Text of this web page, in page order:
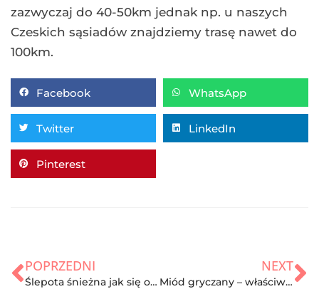
zazwyczaj do 40-50km jednak np. u naszych
Czeskich sąsiadów znajdziemy trasę nawet do
100km.
Facebook WhatsApp
Twitter LinkedIn
Pinterest
POPRZEDNI
Ślepota śnieżna jak się objawia? Wszystko na jej temat
NEXT
Miód gryczany – właściwości odżywcze, wykorzystanie oraz cena